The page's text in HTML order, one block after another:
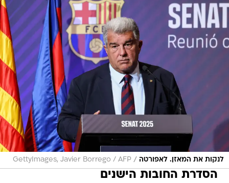
לנקות את המאזן. לאפורטה /
GettyImages, Javier Borrego / AFP
הסדרת החובות הישנים